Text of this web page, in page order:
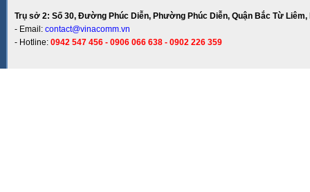
Trụ sở 2: Số 30, Đường Phúc Diễn, Phường Phúc Diễn, Quận Bắc Từ Liêm,
- Email: contact@vinacomm.vn
- Hotline: 0942 547 456 - 0906 066 638 - 0902 226 359